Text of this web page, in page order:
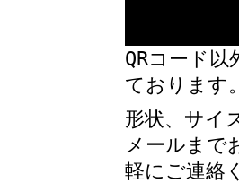
QRコード
ております
形状、サイ
メールまで
軽にご連絡